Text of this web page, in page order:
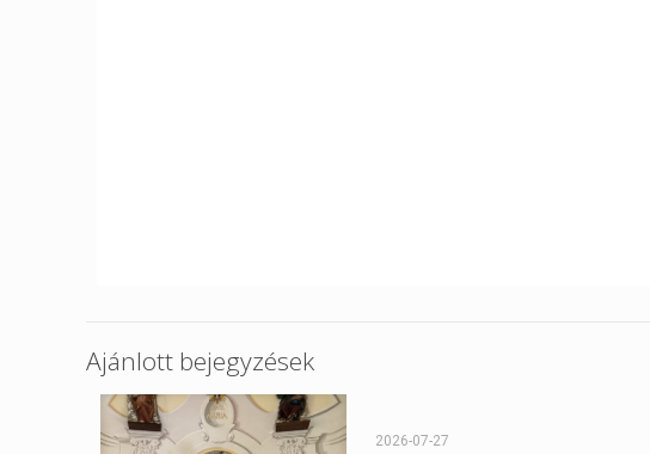
Ajánlott bejegyzések
2026-07-27